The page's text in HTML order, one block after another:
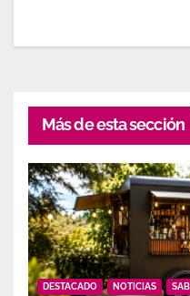
Más de esta sección
DESTACADO NOTICIAS